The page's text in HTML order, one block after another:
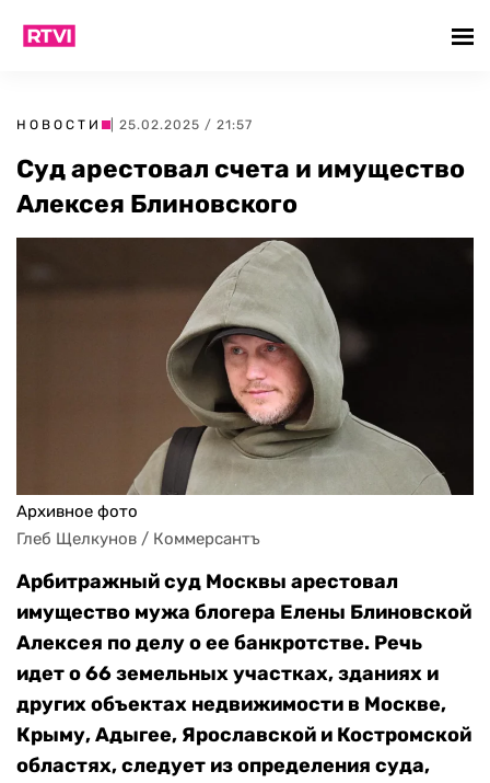
НОВОСТИ | 25.02.2025 / 21:57
Суд арестовал счета и имущество
Алексея Блиновского
Архивное фото
Глеб Щелкунов / Коммерсантъ
Арбитражный суд Москвы арестовал
имущество мужа блогера Елены Блиновской
Алексея по делу о ее банкротстве. Речь
идет о 66 земельных участках, зданиях и
других объектах недвижимости в Москве,
Крыму, Адыгее, Ярославской и Костромской
областях, следует из определения суда,